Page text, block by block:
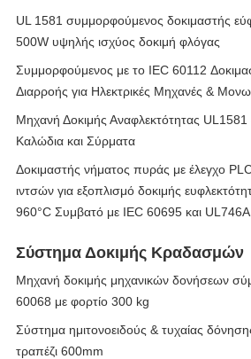
UL 1581 συμμορφούμενος δοκιμαστής
500W υψηλής ισχύος δοκιμή φλόγας
Συμμορφούμενος με το IEC 60112
Διαρροής για Ηλεκτρικές Μηχανές &
Μηχανή Δοκιμής Αναφλεκτότητας UL1581
Καλώδια και Σύρματα
Δοκιμαστής νήματος πυράς με έλεγχο
ιντσών για εξοπλισμό δοκιμής
960°C Συμβατό με IEC 60695 και UL746A
Σύστημα Δοκιμής Κραδασμών
Μηχανή δοκιμής μηχανικών δονήσεων
60068 με φορτίο 300 kg
Σύστημα ημιτονοειδούς & τυχαίας
τραπέζι 600mm